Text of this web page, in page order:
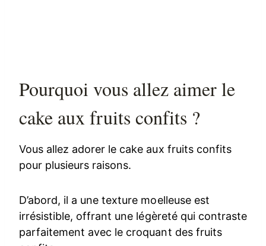
Pourquoi vous allez aimer le
cake aux fruits confits ?
Vous allez adorer le cake aux fruits confits
pour plusieurs raisons.
D’abord, il a une texture moelleuse est
irrésistible, offrant une légèreté qui contraste
parfaitement avec le croquant des fruits